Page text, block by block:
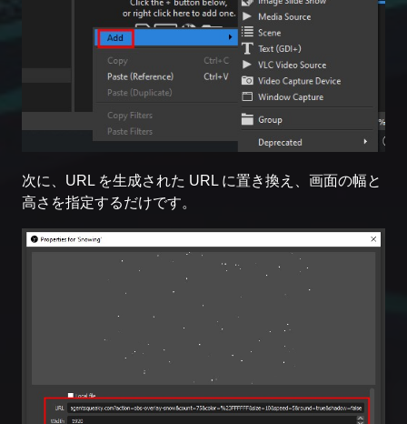
次に、URL を生成された URL に置き換え、画面の幅と
高さを指定するだけです。